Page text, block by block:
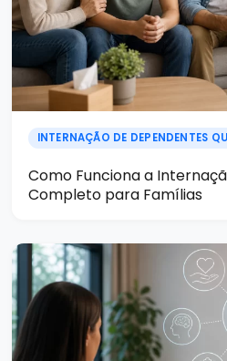
INTERNAÇÃO DE DEPENDENTES
Como Funciona a
Completo para Famílias